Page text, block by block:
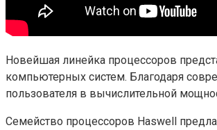
Новейшая линейка процессоров
компьютерных систем. Благодаря
пользователя в вычислительной
Семейство процессоров Haswell